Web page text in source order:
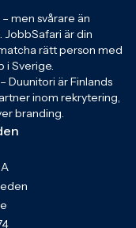
men svårare än
JobbSafari är din
rätt person med
i Sverige.
Duunitori är Finlands
inom rekrytering,
branding.